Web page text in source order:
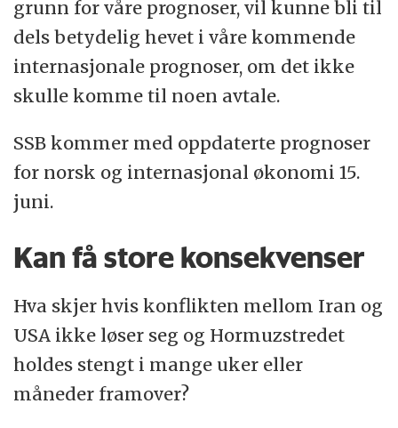
grunn for våre prognoser, vil kunne bli til
dels betydelig hevet i våre kommende
internasjonale prognoser, om det ikke
skulle komme til noen avtale.
SSB kommer med oppdaterte prognoser
for norsk og internasjonal økonomi 15.
juni.
Kan få store konsekvenser
Hva skjer hvis konflikten mellom Iran og
USA ikke løser seg og Hormuzstredet
holdes stengt i mange uker eller
måneder framover?